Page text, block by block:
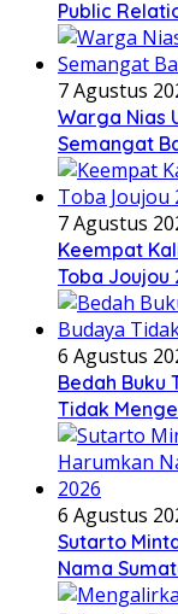
Public
7 Agustus
Warga Nias
Semangat
7 Agustus
Keempat
Toba Joujou
6 Agustus
Bedah Buku
Tidak
6 Agustus
Sutarto
Nama